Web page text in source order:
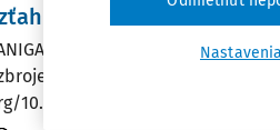
k ozbrojeným
J.: Stručný exkurz
konfliktom.∗ Právny
10.31577/